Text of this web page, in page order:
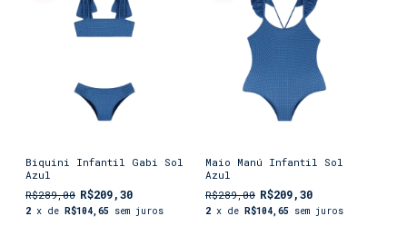
Biquini Infantil Gabi Sol
Azul
R$289,00 R$209,30
2 x de R$104,65 sem juros
Maio Manú Infantil Sol
Azul
R$289,00 R$209,30
2 x de R$104,65 sem juros